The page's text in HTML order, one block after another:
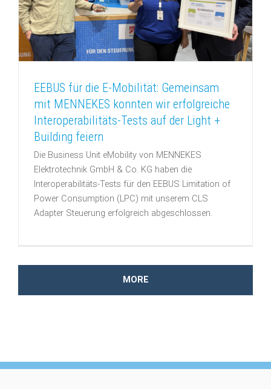
EEBUS für die E-Mobilität: Gemeinsam
mit MENNEKES konnten wir erfolgreiche
Interoperabilitäts-Tests auf der Light +
Building feiern
Die Business Unit eMobility von MENNEKES
Elektrotechnik GmbH & Co. KG haben die
Interoperabilitäts-Tests für den EEBUS Limitation of
Power Consumption (LPC) mit unserem CLS
Adapter Steuerung erfolgreich abgeschlossen.
MORE